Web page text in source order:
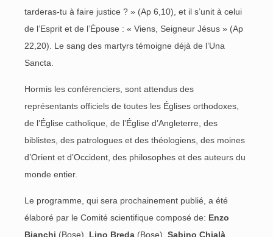
tarderas-tu à faire justice ? » (Ap 6,10), et il s’unit à celui
de l’Esprit et de l’Épouse : « Viens, Seigneur Jésus » (Ap
22,20). Le sang des martyrs témoigne déjà de l’Una
Sancta.
Hormis les conférenciers, sont attendus des
représentants officiels de toutes les Églises orthodoxes,
de l’Église catholique, de l’Église d’Angleterre, des
biblistes, des patrologues et des théologiens, des moines
d’Orient et d’Occident, des philosophes et des auteurs du
monde entier.
Le programme, qui sera prochainement publié, a été
élaboré par le Comité scientifique composé de: Enzo
Bianchi (Bose), Lino Breda (Bose), Sabino Chialà